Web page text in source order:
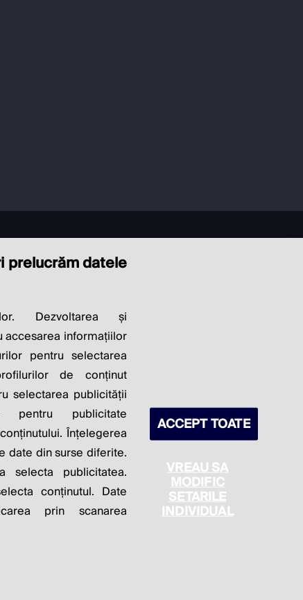
OF
de cookie Politica de confidențialitate
prelucrăm datele
Dezvoltarea și
accesarea informațiilor
pentru selectarea
de conținut
selectarea publicității
pentru publicitate
Înțelegerea
date din surse diferite.
publicitatea.
conținutul. Date
prin scanarea
ACCEPT TOATE
VREAU SA
MODIFIC
SETARILE
INDIVIDUAL